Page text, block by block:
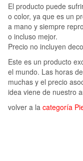
El producto puede
o color, ya que es un
a mano y siempre
o incluso mejor.
Precio no incluyen
Este es un producto
el mundo. Las horas
muchas y el precio
idea viene de nuestro
volver a la categoría